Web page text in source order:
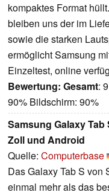
kompaktes Format
bleiben uns der im
sowie die starken
ermöglicht Samsung
Einzeltest, online
Bewertung: Gesamt:
90% Bildschirm: 90%
Samsung Galaxy Tab
Zoll und Android
Quelle: Computerbase
Das Galaxy Tab S von
einmal mehr als das